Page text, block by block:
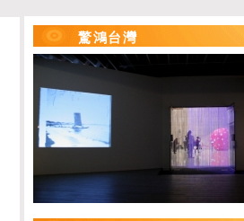
驚鴻台灣